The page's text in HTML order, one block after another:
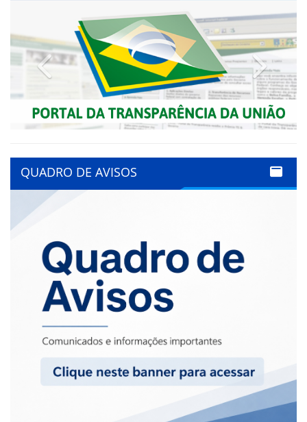
Previous Next
QUADRO DE AVISOS